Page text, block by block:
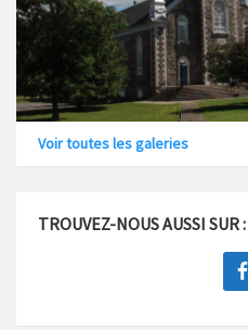
Voir toutes les galeries
TROUVEZ-NOUS AUSSI SUR :